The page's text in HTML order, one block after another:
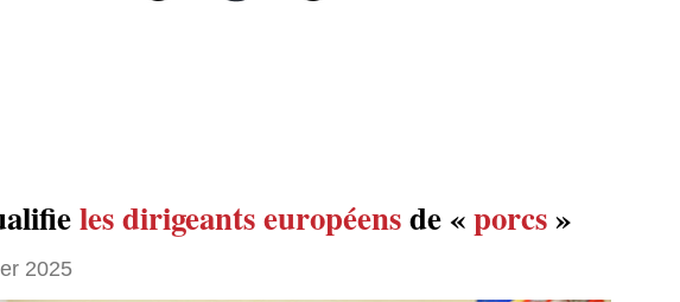
les dirigeants européensde «porcs»
2025